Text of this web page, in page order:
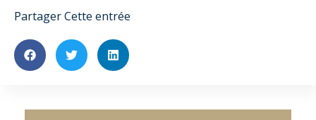
Partager Cette entrée